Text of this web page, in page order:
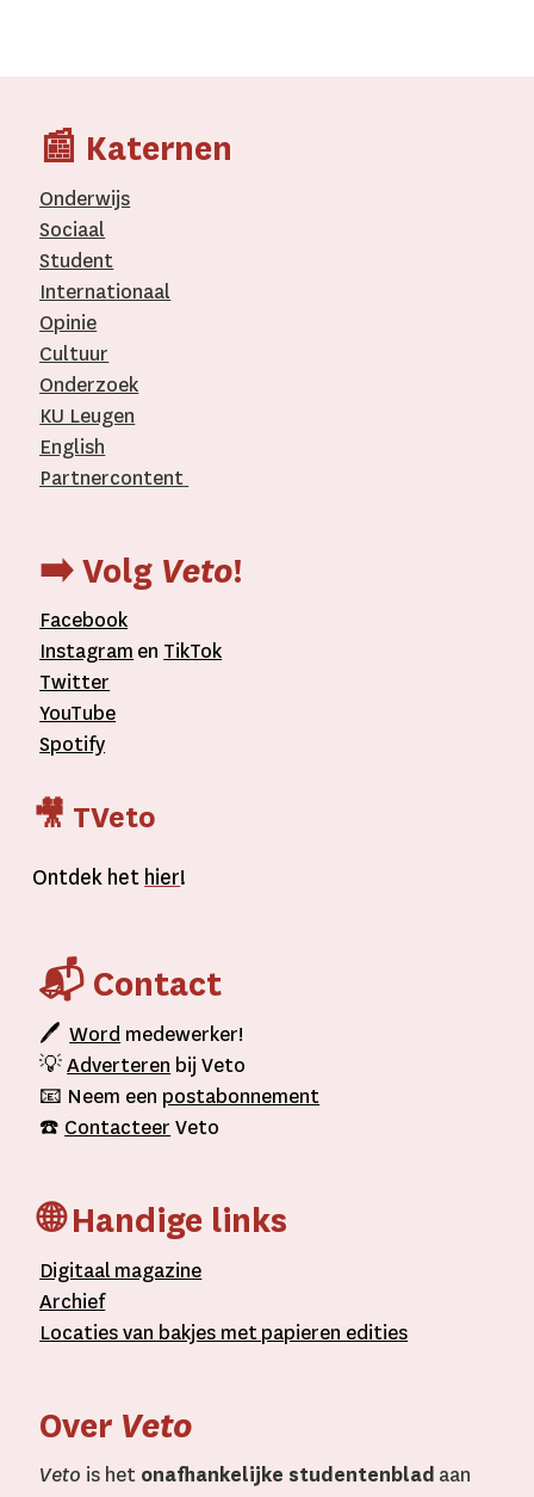
📰 Katernen
Onderwijs
Sociaal
Student
Internationaal­
Opinie
Cultuur
Onderzoek
KU Leugen
English
Partnercontent
➡️ Volg Veto!
Facebook
Instagram en TikTok
Twitter
YouTube
Spotify
🎥 TVeto
Ontdek het hier!
📬 Contact
🖊Word medewerker!
💡Adverteren bij Veto
📧 Neem een postabonnement
☎️ Contacteer Veto
🌐 Handige links
Digitaal magazine
Archief
Locaties van bakjes metpapieren edities
Over Veto
Veto is het onafhankelijke studentenblad aan